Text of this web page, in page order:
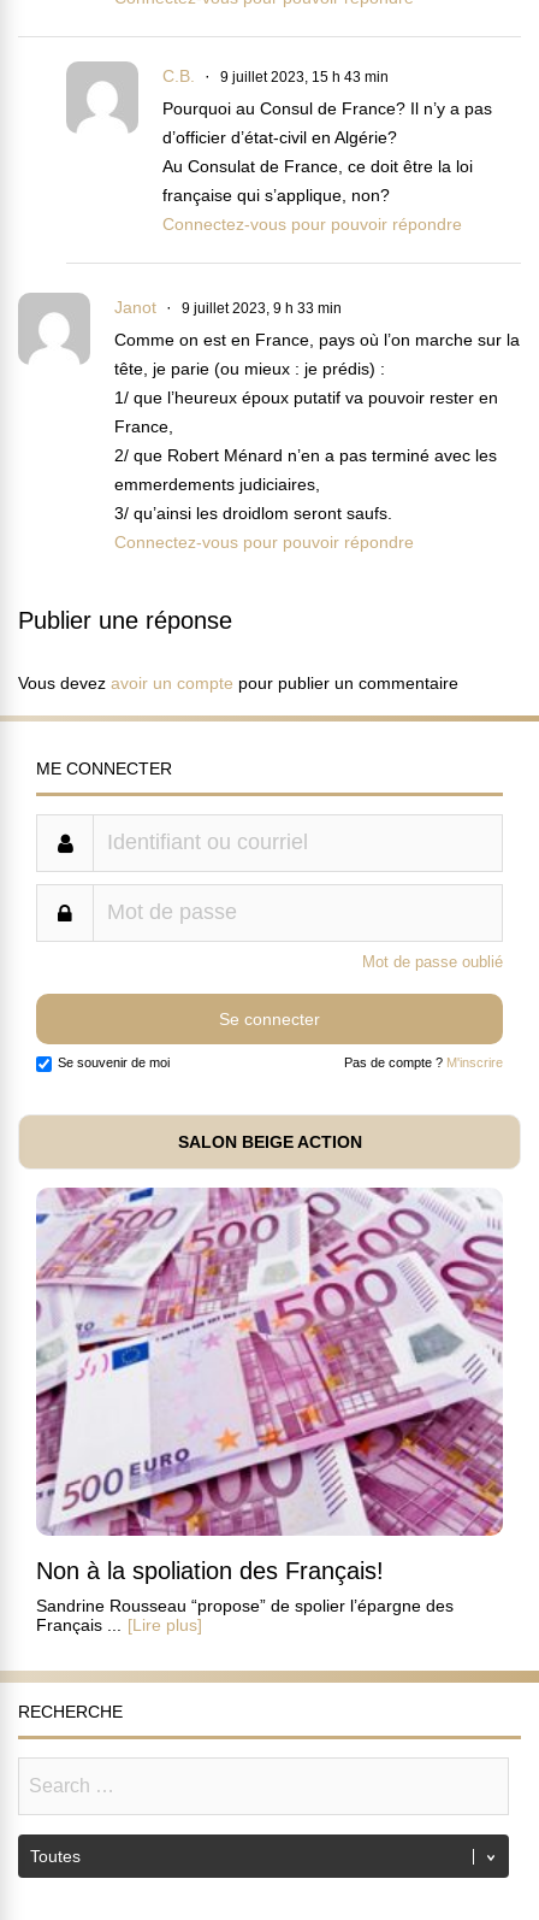
C.B. 9 juillet 2023, 15 h 43 min
Pourquoi au Consul de France? Il n’y a pas
d’officier d’état-civil en Algérie?
Au Consulat de France, ce doit être la loi
française qui s’applique, non?
Connectez-vous pour pouvoir répondre
Janot 9 juillet 2023, 9 h 33 min
Comme on est en France, pays où l’on marche sur la
tête, je parie (ou mieux : je prédis) :
1/ que l’heureux époux putatif va pouvoir rester en
France,
2/ que Robert Ménard n’en a pas terminé avec les
emmerdements judiciaires,
3/ qu’ainsi les droidlom seront saufs.
Connectez-vous pour pouvoir répondre
Publier une réponse
Vous devez avoir un compte pour publier un commentaire
ME CONNECTER
Mot de passe oublié
Se souvenir de moi Pas de compte ? M'inscrire
SALON BEIGE ACTION
Non à la spoliation des Français!
Sandrine Rousseau “propose” de spolier l’épargne des
Français ...
[Lire plus]
RECHERCHE